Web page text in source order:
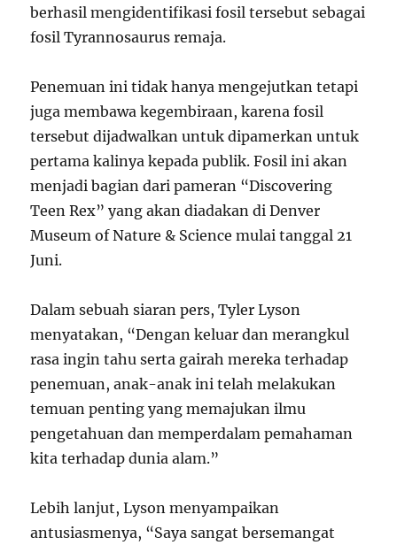
berhasil mengidentifikasi fosil tersebut sebagai
fosil Tyrannosaurus remaja.
Penemuan ini tidak hanya mengejutkan tetapi
juga membawa kegembiraan, karena fosil
tersebut dijadwalkan untuk dipamerkan untuk
pertama kalinya kepada publik. Fosil ini akan
menjadi bagian dari pameran “Discovering
Teen Rex” yang akan diadakan di Denver
Museum of Nature & Science mulai tanggal 21
Juni.
Dalam sebuah siaran pers, Tyler Lyson
menyatakan, “Dengan keluar dan merangkul
rasa ingin tahu serta gairah mereka terhadap
penemuan, anak-anak ini telah melakukan
temuan penting yang memajukan ilmu
pengetahuan dan memperdalam pemahaman
kita terhadap dunia alam.”
Lebih lanjut, Lyson menyampaikan
antusiasmenya, “Saya sangat bersemangat